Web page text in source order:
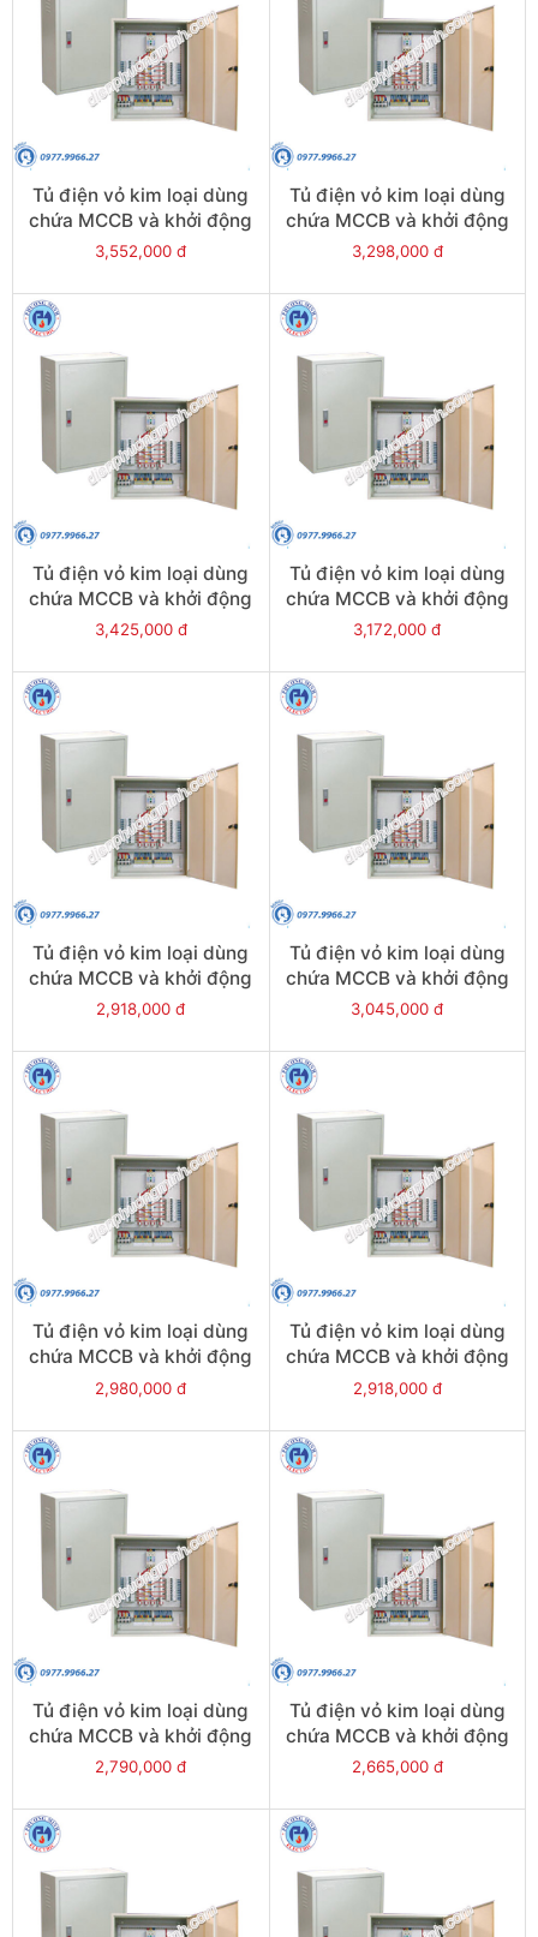
Tủ điện vỏ kim loại dùng
chứa MCCB và khởi động
từ - Model CKE16
3,552,000 đ
Tủ điện vỏ kim loại dùng
chứa MCCB và khởi động
từ - Model CKE15
3,298,000 đ
Tủ điện vỏ kim loại dùng
chứa MCCB và khởi động
từ - Model CKE14
3,425,000 đ
Tủ điện vỏ kim loại dùng
chứa MCCB và khởi động
từ - Model CKE13
3,172,000 đ
Tủ điện vỏ kim loại dùng
chứa MCCB và khởi động
từ - Model CKE12
2,918,000 đ
Tủ điện vỏ kim loại dùng
chứa MCCB và khởi động
từ - Model CKE11+4
3,045,000 đ
Tủ điện vỏ kim loại dùng
chứa MCCB và khởi động
từ - Model CKE11+3
2,980,000 đ
Tủ điện vỏ kim loại dùng
chứa MCCB và khởi động
từ - Model CKE11+2
2,918,000 đ
Tủ điện vỏ kim loại dùng
chứa MCCB và khởi động
từ - Model CKE11+1
2,790,000 đ
Tủ điện vỏ kim loại dùng
chứa MCCB và khởi động
từ - Model CKE11
2,665,000 đ